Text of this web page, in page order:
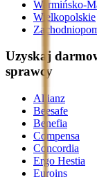
Warmińsko-
Wielkopolskie
Uzyskaj
sprawcy
Allianz
Beesafe
Benefia
Compensa
Concordia
Ergo Hestia
Euroins